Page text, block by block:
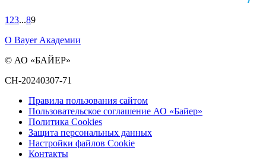
1 23...89
О Bayer Академии
© АО «БАЙЕР»
CH-20240307-71
Правила пользования сайтом
Пользовательское соглашение АО «Байер»
Политика Cookies
Защита персональных данных
Настройки файлов Cookie
Контакты